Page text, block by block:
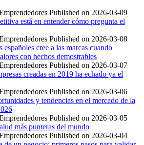
Published on 2026-03-09
está en entender cómo pregunta el
Published on 2026-03-08
españoles cree a las marcas cuando
con hechos demostrables
Published on 2026-03-07
creadas en 2019 ha echado ya el
Published on 2026-03-06
y tendencias en el mercado de la
Published on 2026-03-05
más punteras del mundo
Published on 2026-03-04